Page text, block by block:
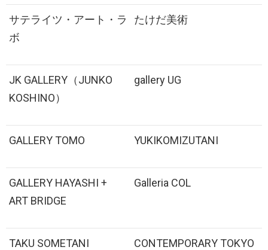
サテライツ・アート・ラ
ボ
たけだ美術
JK GALLERY（JUNKO
KOSHINO）
gallery UG
GALLERY TOMO YUKIKOMIZUTANI
GALLERY HAYASHI +
ART BRIDGE
Galleria COL
TAKU SOMETANI
CONTEMPORARY TOKYO